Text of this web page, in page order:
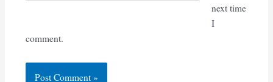
next time
I
comment.